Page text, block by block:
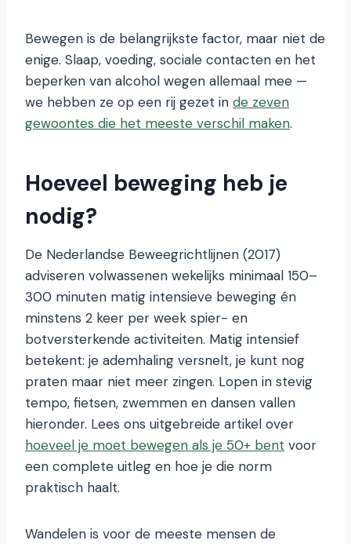
Bewegen is de belangrijkste factor, maar niet de
enige. Slaap, voeding, sociale contacten en het
beperken van alcohol wegen allemaal mee —
we hebben ze op een rij gezet in de zeven
gewoontes die het meeste verschil maken.
Hoeveel beweging heb je
nodig?
De Nederlandse Beweegrichtlijnen (2017)
adviseren volwassenen wekelijks minimaal 150–
300 minuten matig intensieve beweging én
minstens 2 keer per week spier- en
botversterkende activiteiten. Matig intensief
betekent: je ademhaling versnelt, je kunt nog
praten maar niet meer zingen. Lopen in stevig
tempo, fietsen, zwemmen en dansen vallen
hieronder. Lees ons uitgebreide artikel over
hoeveel je moet bewegen als je 50+ bent voor
een complete uitleg en hoe je die norm
praktisch haalt.
Wandelen is voor de meeste mensen de